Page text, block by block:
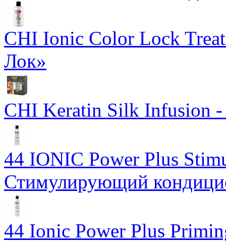
CHI Ionic Color Lock
Лок»
CHI Keratin Silk Infusion
44 IONIC Power Plus
Стимулирующий
44 Ionic Power Plus